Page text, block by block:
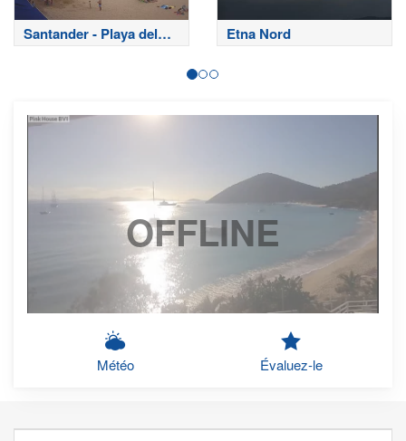
Santander - Playa del
Sardinero
Etna Nord
OFFLINE
Météo Évaluez-le